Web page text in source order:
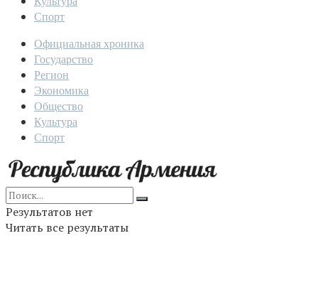
Спорт
Официальная хроника
Государство
Регион
Экономика
Общество
Культура
Спорт
Результатов нет
Читать все результаты